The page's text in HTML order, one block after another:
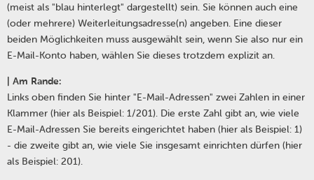
(meist als "blau hinterlegt" dargestellt) sein. Sie können auch eine
(oder mehrere) Weiterleitungsadresse(n) angeben. Eine dieser
beiden Möglichkeiten muss ausgewählt sein, wenn Sie also nur ein
E-Mail-Konto haben, wählen Sie dieses trotzdem explizit an.
| Am Rande:
Links oben finden Sie hinter "E-Mail-Adressen" zwei Zahlen in einer
Klammer (hier als Beispiel: 1/201). Die erste Zahl gibt an, wie viele
E-Mail-Adressen Sie bereits eingerichtet haben (hier als Beispiel: 1)
- die zweite gibt an, wie viele Sie insgesamt einrichten dürfen (hier
als Beispiel: 201).